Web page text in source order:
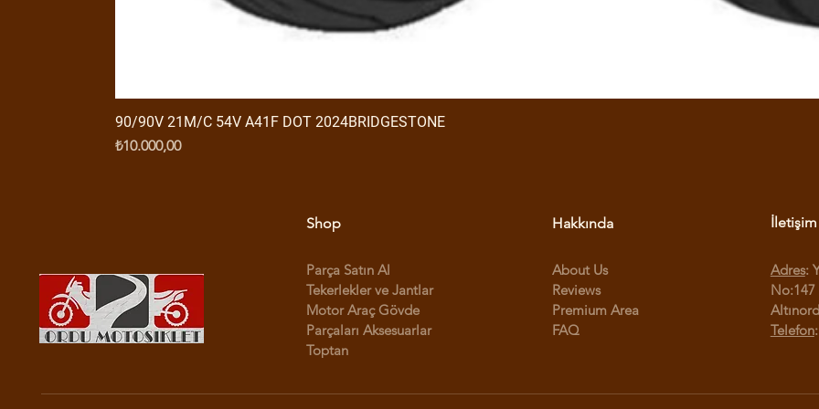
90/90V 21M/C 54V A41F DOT 2024BRIDGESTONE
Fiyat
₺10.000,00
Shop
Parça Satın Al
Tekerlekler ve Jantlar
Motor Araç Gövde
Parçaları Aksesuarlar
Toptan
Hakkında
About Us
Reviews
Premium Area
FAQ
İletişim
Adres:
No:147
Telefon: